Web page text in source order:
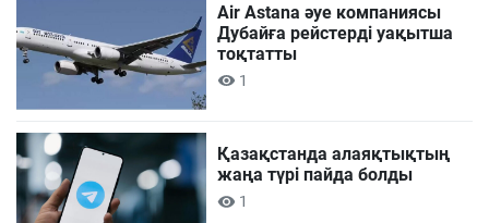
Air Astana әуе компаниясы
Дубайға рейстерді уақытша
тоқтатты
1
Қазақстанда алаяқтықтың
жаңа түрі пайда болды
1